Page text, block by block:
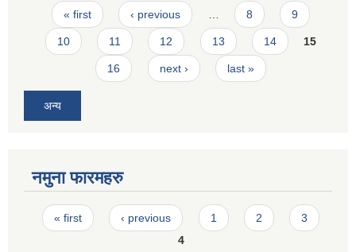
Pages
« first ‹ previous … 8 9
10 11 12 13 14 15
16 next › last »
अन्य
नमुना फारमहरु
Pages
« first ‹ previous 1 2
3
4